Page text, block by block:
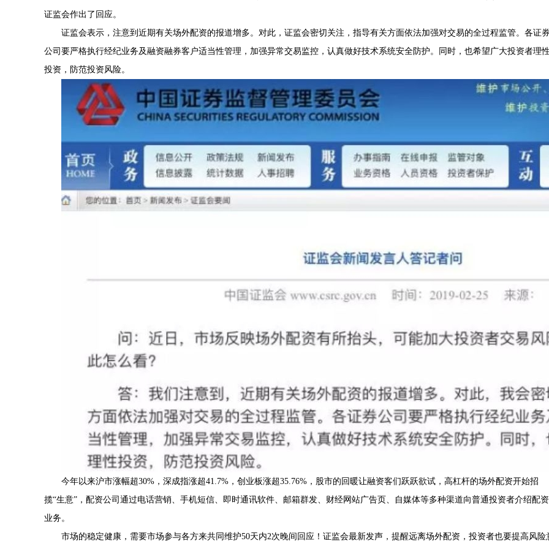
证监会作出了回应。
证监会表示，注意到近期有关场外配资的报道增多。对此，证监会密切关注，指导有关方面依法加强对交易的全过程监管。各证
公司要严格执行经纪业务及融资融券客户适当性管理，加强异常交易监控，认真做好技术系统安全防护。同时，也希望广大投资者理
投资，防范投资风险。
今年以来沪市涨幅超30%，深成指涨超41.7%，创业板涨超35.76%，股市的回暖让融资客们跃跃欲试，高杠杆的场外配资开始招
揽“生意”，配资公司通过电话营销、手机短信、即时通讯软件、邮箱群发、财经网站广告页、自媒体等多种渠道向普通投资者介绍配资
业务。
市场的稳定健康，需要市场参与各方来共同维护50天内2次晚间回应！证监会最新发声，提醒远离场外配资，投资者也要提高风险